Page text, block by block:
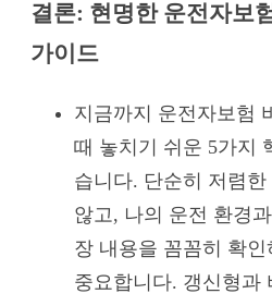
결론: 현명한 운전자보
가이드
지금까지 운전자보험
때 놓치기 쉬운 5가지
습니다. 단순히 저렴
않고, 나의 운전 환경
장 내용을 꼼꼼히 확
중요합니다. 갱신형과